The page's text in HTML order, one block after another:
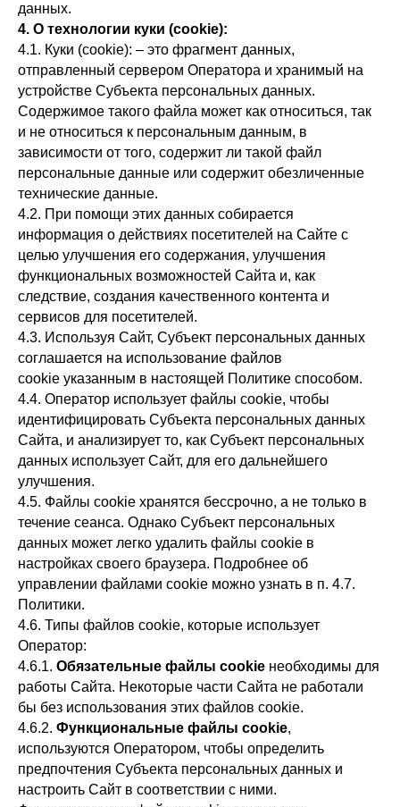
данных.
4. О технологии куки (cookie):
4.1. Куки (cookie): – это фрагмент данных,
отправленный сервером Оператора и хранимый на
устройстве Субъекта персональных данных.
Содержимое такого файла может как относиться, так
и не относиться к персональным данным, в
зависимости от того, содержит ли такой файл
персональные данные или содержит обезличенные
технические данные.
4.2. При помощи этих данных собирается
информация о действиях посетителей на Сайте с
целью улучшения его содержания, улучшения
функциональных возможностей Сайта и, как
следствие, создания качественного контента и
сервисов для посетителей.
4.3. Используя Сайт, Субъект персональных данных
соглашается на использование файлов
cookie указанным в настоящей Политике способом.
4.4. Оператор использует файлы cookie, чтобы
идентифицировать Субъекта персональных данных
Сайта, и анализирует то, как Субъект персональных
данных использует Сайт, для его дальнейшего
улучшения.
4.5. Файлы cookie хранятся бессрочно, а не только в
течение сеанса. Однако Субъект персональных
данных может легко удалить файлы cookie в
настройках своего браузера. Подробнее об
управлении файлами cookie можно узнать в п. 4.7.
Политики.
4.6. Типы файлов cookie, которые использует
Оператор:
4.6.1. Обязательные файлы cookie необходимы для
работы Сайта. Некоторые части Сайта не работали
бы без использования этих файлов cookie.
4.6.2. Функциональные файлы cookie,
используются Оператором, чтобы определить
предпочтения Субъекта персональных данных и
настроить Сайт в соответствии с ними.